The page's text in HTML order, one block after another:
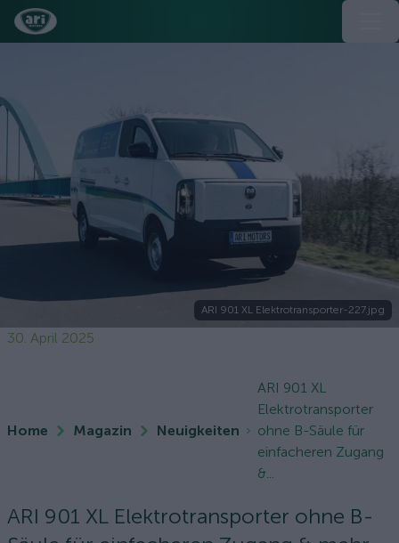
ARI 901 XL Elektrotransporter-227.jpg
30. April 2025
Home Magazin Neuigkeiten
ARI 901 XL
Elektrotransporter
ohne B-Säule für
einfacheren Zugang
&...
ARI 901 XL Elektrotransporter ohne B-